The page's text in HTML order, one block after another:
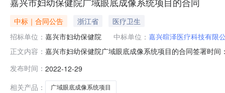
中标｜合同公告 浙江省
医疗卫生
招标单位： 嘉兴市妇幼保健院 中标单位： 嘉兴暄泽医疗科技有限
正文内容： 嘉兴市妇幼保健院广域眼底成像系统项目的合同签署时
发布时间： 2022-12-29
相关产品：
广域眼底成像系统项目